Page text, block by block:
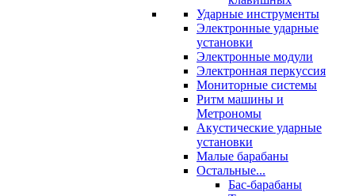
Ударные инструменты
Электронные ударные
установки
Электронные модули
Электронная перкуссия
Мониторные системы
Ритм машины и
Метрономы
Акустические ударные
установки
Малые барабаны
Остальные...
Бас-барабаны